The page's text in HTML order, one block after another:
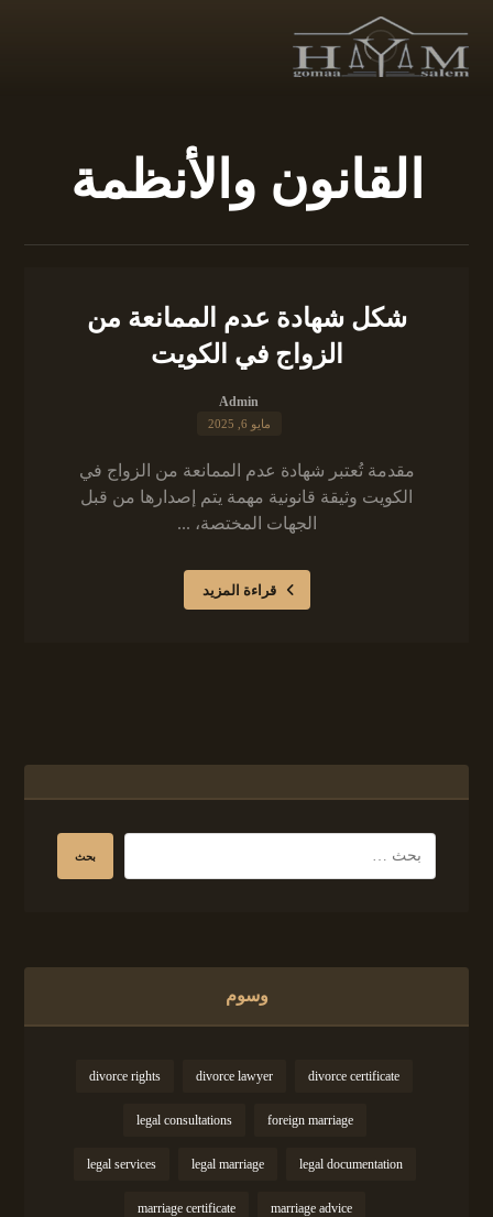
القانون والأنظمة
شكل شهادة عدم الممانعة من
الزواج في الكويت
Admin
مايو 6, 2025
مقدمة تُعتبر شهادة عدم الممانعة من الزواج في
الكويت وثيقة قانونية مهمة يتم إصدارها من قبل
الجهات المختصة، ...
قراءة المزيد
وسوم
divorce certificate
divorce lawyer
divorce rights
foreign marriage
legal consultations
legal documentation
legal marriage
legal services
marriage advice
marriage certificate